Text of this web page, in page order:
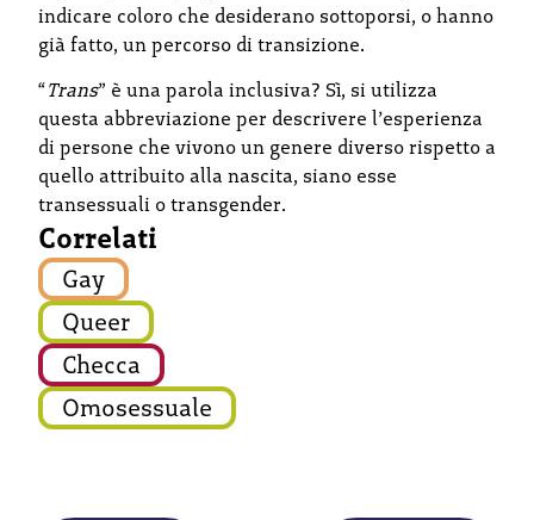
indicare coloro che desiderano sottoporsi, o hanno
già fatto, un percorso di transizione.
“Trans” è una parola inclusiva? Sì, si utilizza
questa abbreviazione per descrivere l’esperienza
di persone che vivono un genere diverso rispetto a
quello attribuito alla nascita, siano esse
transessuali o transgender.
Correlati
Gay
Queer
Checca
Omosessuale